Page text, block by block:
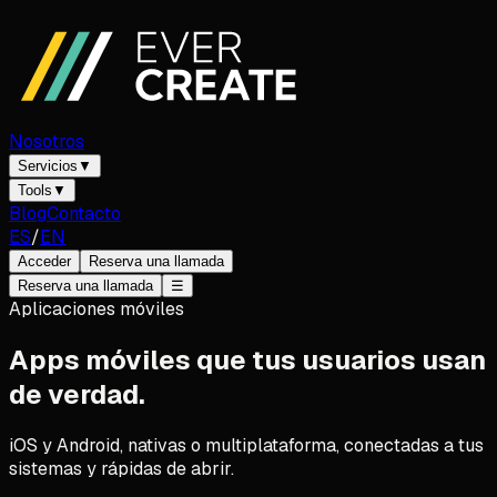
Nosotros
Servicios ▼
Tools ▼
BlogContacto
ES/EN
Acceder
Reserva una llamada
Reserva una llamada
☰
Aplicaciones móviles
Apps móviles que tus usuarios usan
de verdad.
iOS y Android, nativas o multiplataforma, conectadas a tus
sistemas y rápidas de abrir.